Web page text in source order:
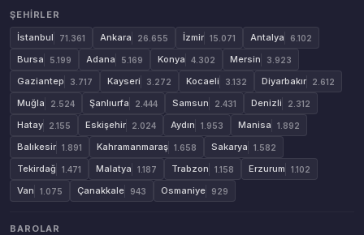
ŞEHIRLER
İstanbul
71.361 Ankara 26.655 İzmir 15.071 Antalya 6.102
Bursa 5.199 Adana 5.169 Konya 4.302 Mersin 3.923
Gaziantep 3.717 Kayseri 3.272 Kocaeli 3.132 Diyarbakır 2.612
Muğla 2.524 Şanlıurfa 2.444 Samsun 2.431 Denizli 2.312
Hatay 2.155 Eskişehir 2.024 Aydın 1.953 Manisa 1.892
Balıkesir 1.891 Kahramanmaraş 1.658 Sakarya 1.582
Tekirdağ 1.471 Malatya 1.187 Trabzon 1.158 Erzurum 1.102
Van 1.075 Çanakkale 943 Osmaniye 929
BAROLAR